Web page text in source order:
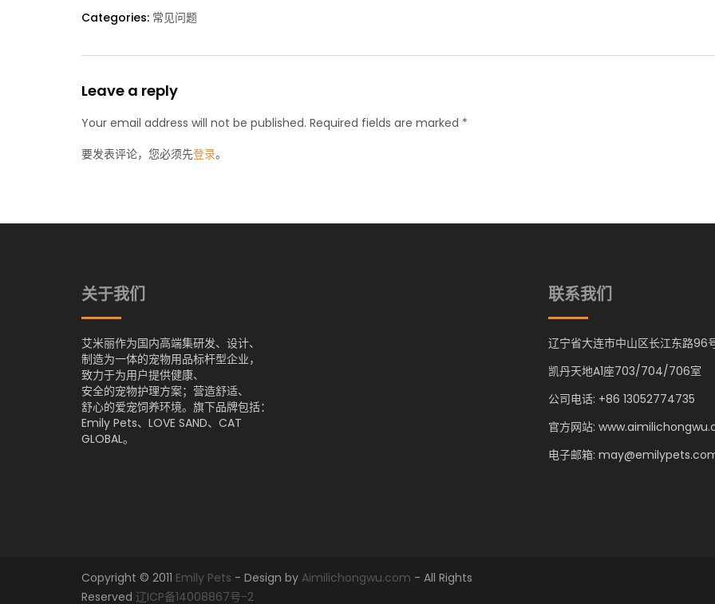
Categories: 常见问题
Leave a reply
Your email address will not be published. Required fields are marked *
要发表评论，您必须先登录。
关于我们
艾米丽作为国内高端集研发、设计、
制造为一体的宠物用品标杆型企业，
致力于为用户提供健康、
安全的宠物护理方案；营造舒适、
舒心的爱宠饲养环境。旗下品牌包括：
Emily Pets、LOVE SAND、CAT
GLOBAL。
联系我们
辽宁省大连市中山区长江东路96
凯丹天地A1座703/704/706室
公司电话: +86 13052774735
官方网站:
电子邮箱:
Copyright © 2011 Emily Pets - Design by Aimilichongwu.com - All Rights
Reserved 辽ICP备14008867号-2